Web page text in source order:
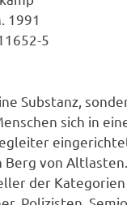
1991
5
Substanz,
sich in
Berg von
der